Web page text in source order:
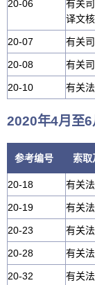
20-06
有关
译文
20-07 有关
20-08 有关
20-10 有关
2020年4月至6
参考编号 索取
20-18 有关
20-19 有关
20-23 有关
20-28 有关
20-32
有关